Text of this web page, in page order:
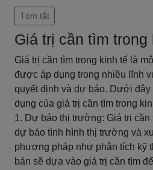
Tóm tắt
Giá trị cần tìm trong
Giá trị cần tìm trong kinh tế là
được áp dụng trong nhiều lĩnh
quyết định và dự báo. Dưới đây
dụng của giá trị cần tìm trong
1. Dự báo thị trường: Giá trị
dự báo tình hình thị trường và
phương pháp như phân tích kỹ
bản sẽ dựa vào giá trị cần tìm